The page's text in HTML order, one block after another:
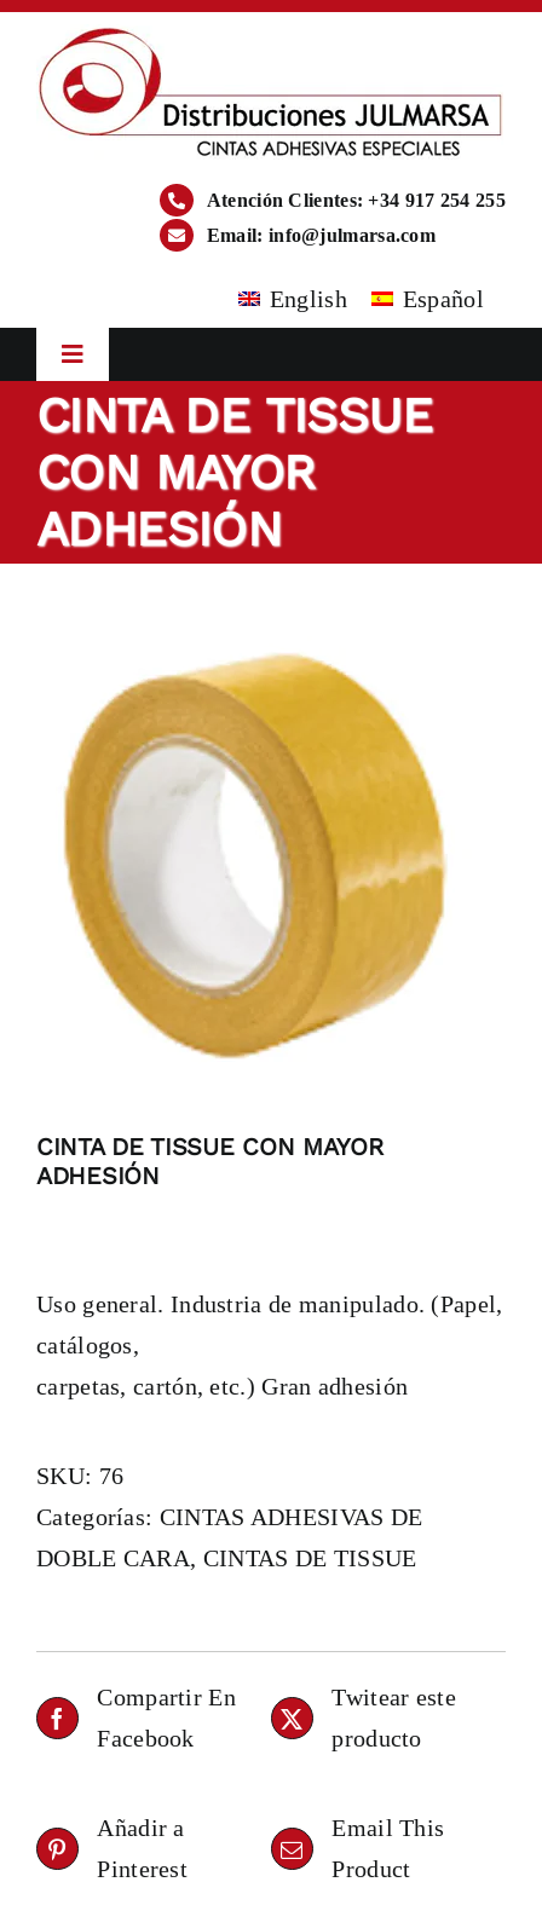
Saltar
contenido
Atención Clientes: +34 917 254 255
Email: info@julmarsa.com
English Español
Toggle
Navigation
Inicio
Empresa
Sectores
Localización
Blog
Contactar
CINTA DE TISSUE
CON MAYOR
ADHESIÓN
CINTA DE TISSUE CON MAYOR
ADHESIÓN
Uso general. Industria de manipulado. (Papel,
catálogos,
carpetas, cartón, etc.) Gran adhesión
SKU: 76
Categorías: CINTAS ADHESIVAS DE
DOBLE CARA, CINTAS DE TISSUE
Compartir En
Facebook
Twitear este
producto
Añadir a
Pinterest
Email This
Product